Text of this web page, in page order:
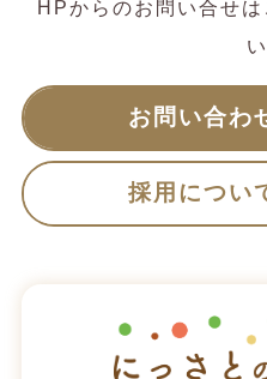
HPからのお問い合せ
い
お問い合わ
採用につい